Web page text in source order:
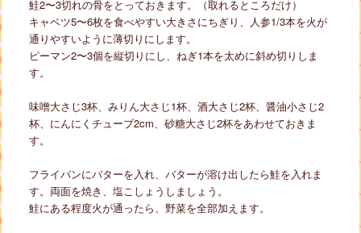
鮭2〜3切れの骨をとっておきます。（取れるところだけ）
キャベツ5〜6枚を食べやすい大きさにちぎり、人参1/3本を火が
通りやすいように薄切りにします。
ピーマン2〜3個を縦切りにし、ねぎ1本を太めに斜め切りしま
す。
味噌大さじ3杯、みりん大さじ1杯、酒大さじ2杯、醤油小さじ2
杯、にんにくチューブ2cm、砂糖大さじ2杯をあわせておきま
す。
フライパンにバターを入れ、バターが溶け出したら鮭を入れま
す。両面を焼き、塩こしょうしましょう。
鮭にある程度火が通ったら、野菜を全部加えます。